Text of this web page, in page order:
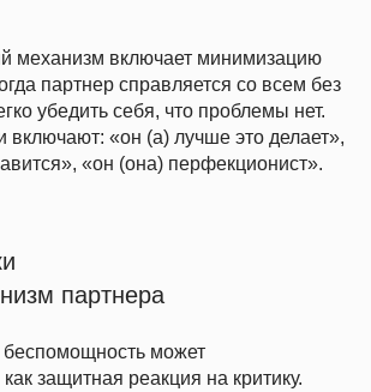
механизм включает минимизацию
партнер справляется со всем без
убедить себя, что проблемы нет.
включают: «он (а) лучше это делает»,
«он (она) перфекционист».
партнера
беспомощность может
защитная реакция на критику.